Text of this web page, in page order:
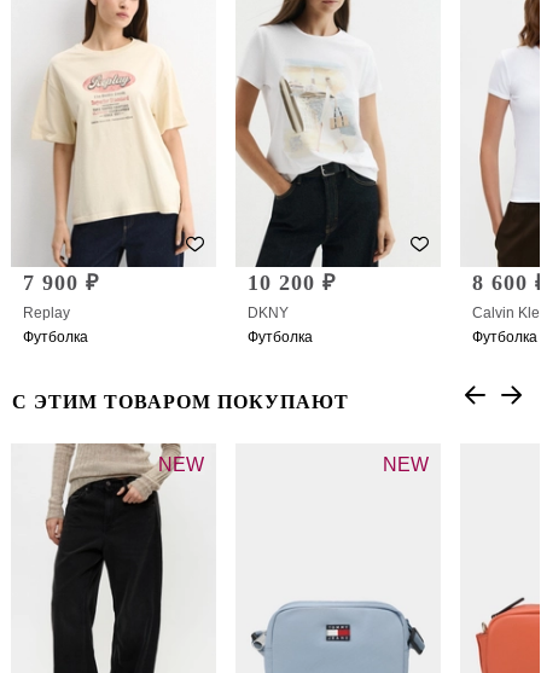
7 900 ₽
Replay
Футболка
10 200 ₽
DKNY
Футболка
8 600
Calvin
Футболка
С ЭТИМ ТОВАРОМ ПОКУПАЮТ
NEW NEW